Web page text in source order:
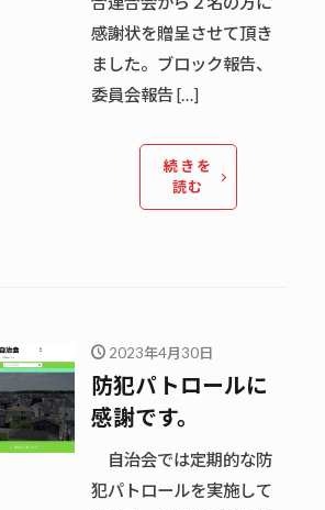
感謝状を贈呈させて頂き
ました。ブロック報告、
委員会報告 […]
続きを
読む
2023年4月30日
防犯パトロールに
感謝です。
自治会では定期的な防
犯パトロールを実施して